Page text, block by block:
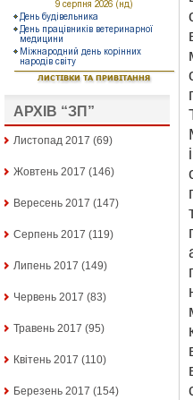
АРХІВ “ЗП”
Листопад 2017 (69)
Жовтень 2017 (146)
Вересень 2017 (147)
Серпень 2017 (119)
Липень 2017 (149)
Червень 2017 (83)
Травень 2017 (95)
Квітень 2017 (110)
Березень 2017 (154)